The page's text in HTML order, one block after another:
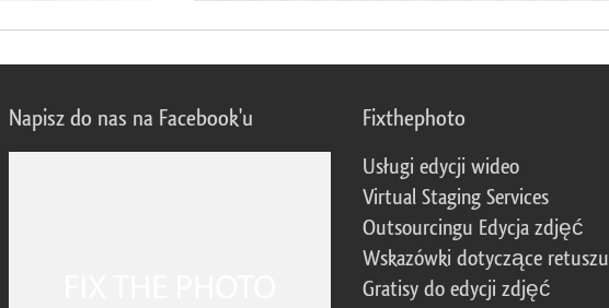
Napisz do nas na Facebook'u Fixthephoto
Usługi edycji wideo
Virtual Staging Services
Outsourcingu Edycja zdjęć
Wskazówki dotyczące retuszu
Gratisy do edycji zdjęć